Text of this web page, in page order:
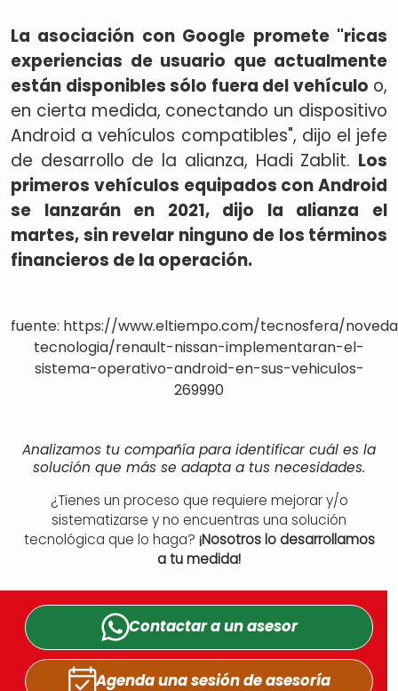
La asociación con Google promete "ricas
experiencias de usuario que actualmente
están disponibles sólo fuera del vehículo o,
en cierta medida, conectando un dispositivo
Android a vehículos compatibles", dijo el jefe
de desarrollo de la alianza, Hadi Zablit. Los
primeros vehículos equipados con Android
se lanzarán en 2021, dijo la alianza el
martes, sin revelar ninguno de los términos
financieros de la operación.
fuente: https://www.eltiempo.com/tecnosfera/
tecnologia/renault-nissan-implementaran-el-
sistema-operativo-android-en-sus-vehiculos-
269990
Analizamos tu compañía para identificar cuál es la
solución que más se adapta a tus necesidades.
¿Tienes un proceso que requiere mejorar y/o
sistematizarse y no encuentras una solución
tecnológica que lo haga? ¡Nosotros lo desarrollamos
a tu medida!
Contactar a unasesor
Agenda una sesiónde asesoría